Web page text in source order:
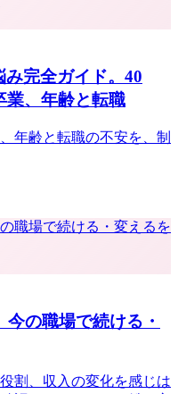
完全ガイド。40
業、年齢と転職
年齢と転職の不安を、制
の職場で続ける・
割、収入の変化を感じは